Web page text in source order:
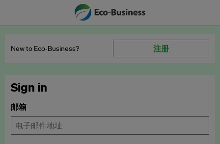
New to Eco‑Business? 注册
Sign in
邮箱